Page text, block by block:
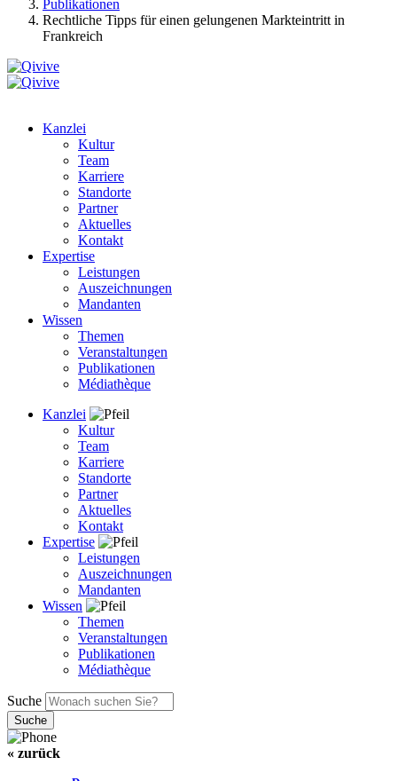
Publikationen
Rechtliche Tipps für einen gelungenen Markteintritt in
Frankreich
Kanzlei
Kultur
Team
Karriere
Standorte
Partner
Aktuelles
Kontakt
Expertise
Leistungen
Auszeichnungen
Mandanten
Wissen
Themen
Veranstaltungen
Publikationen
Médiathèque
Kanzlei
Kultur
Team
Karriere
Standorte
Partner
Aktuelles
Kontakt
Expertise
Leistungen
Auszeichnungen
Mandanten
Wissen
Themen
Veranstaltungen
Publikationen
Médiathèque
Suche
« zurück